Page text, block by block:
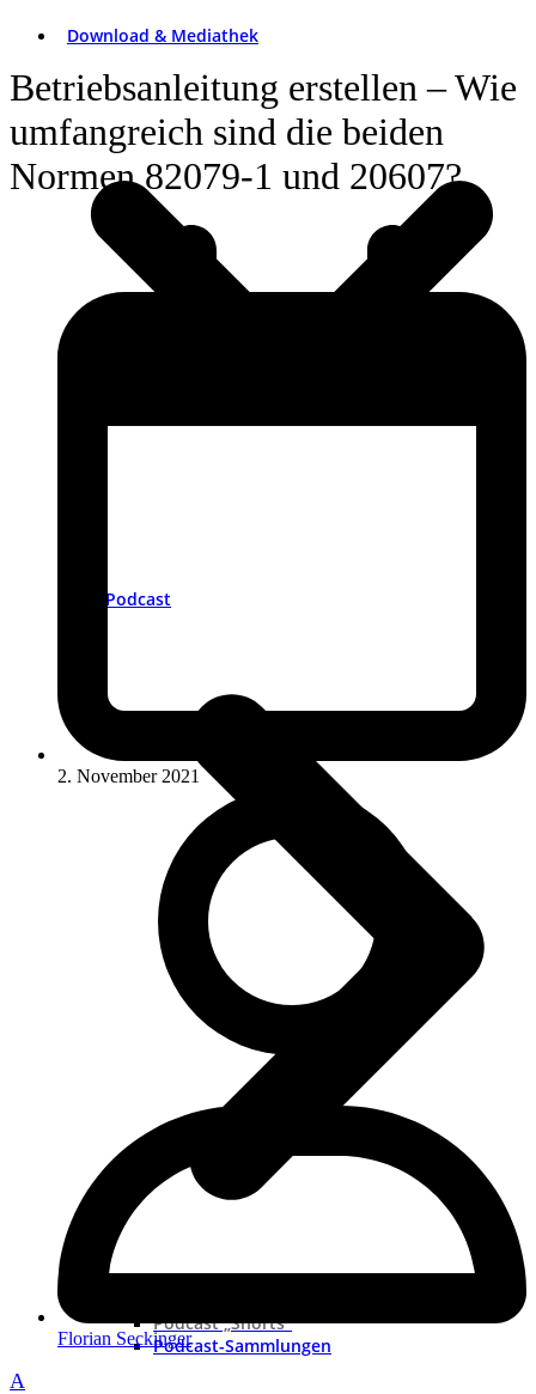
Download & Mediathek
Podcast
Podcast „Shorts“
Podcast-Sammlungen
Betriebsanleitung erstellen – Wie
umfangreich sind die beiden
Normen 82079-1 und 20607?
2. November 2021
Florian Seckinger
A